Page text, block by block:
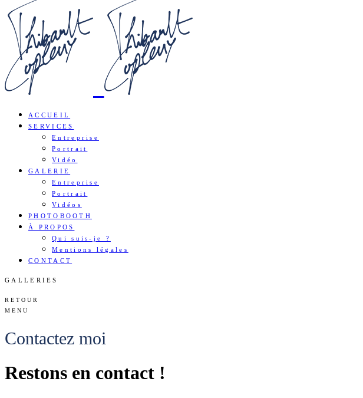
ACCUEIL
SERVICES
Entreprise
Portrait
Vidéo
GALERIE
Entreprise
Portrait
Vidéos
PHOTOBOOTH
À PROPOS
Qui suis-je ?
Mentions légales
CONTACT
GALLERIES
RETOUR
MENU
Contactez moi
Restons en contact !